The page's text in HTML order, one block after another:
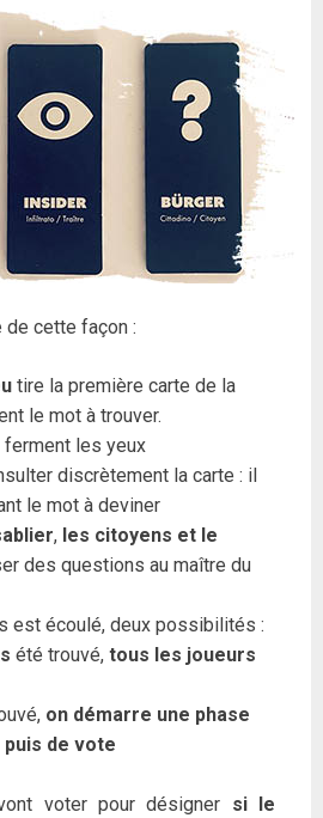
de cette façon :
tire la première carte de la
le mot à trouver.
les yeux
discrètement la carte : il
le mot à deviner
, les citoyens et le
des questions au maître du
est écoulé, deux possibilités :
été trouvé, tous les joueurs
on démarre une phase
de vote
voter pour désigner si le